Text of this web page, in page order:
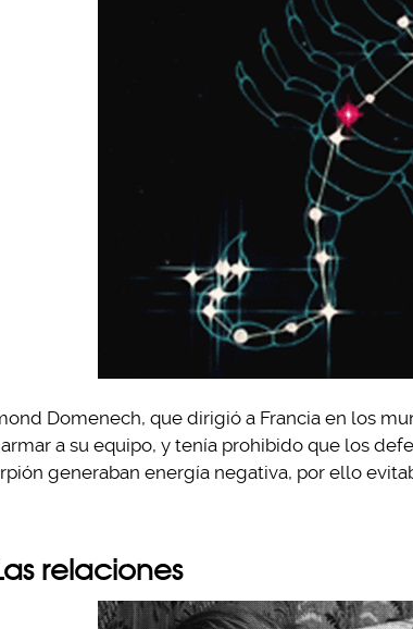
Domenech, que dirigió a Francia en los
a su equipo, y tenía prohibido que los
generaban energía negativa, por ello
relaciones